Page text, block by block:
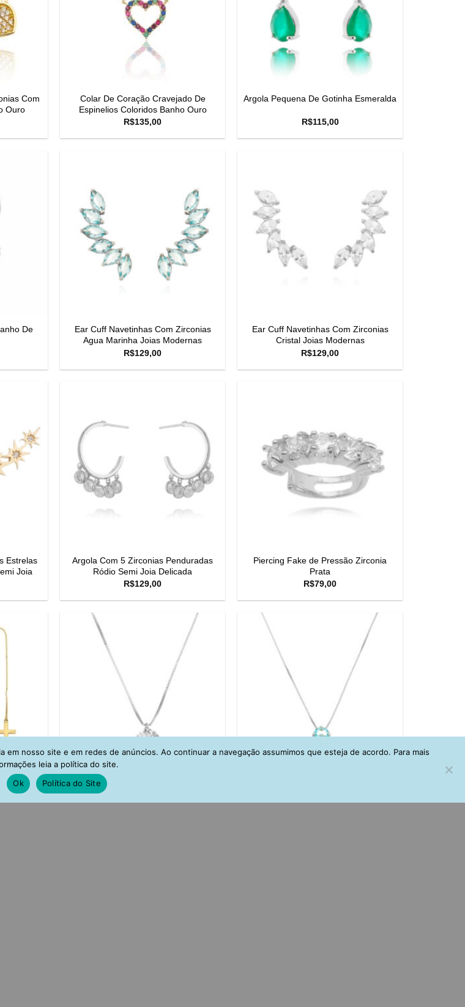
Com
Ouro
Colar De Coração Cravejado De
Espinelios Coloridos Banho Ouro
R$135,00
Argola Pequena De Gotinha Esmeralda
R$115,00
De
Ear Cuff Navetinhas Com Zirconias
Agua Marinha Joias Modernas
R$129,00
Ear Cuff Navetinhas Com Zirconias
Cristal Joias Modernas
R$129,00
Estrelas
Joia
Argola Com 5 Zirconias Penduradas
Ródio Semi Joia Delicada
R$129,00
Piercing Fake de Pressão Zirconia
Prata
R$79,00
de
Joia
Gargantilha Ponto De Luz Zirconia
Branca
Marinha
nosso site e em redes de anúncios. Ao continuar a navegação assumimos que esteja de acordo. Para mais
leia a política do site.
Ok
Política do Site